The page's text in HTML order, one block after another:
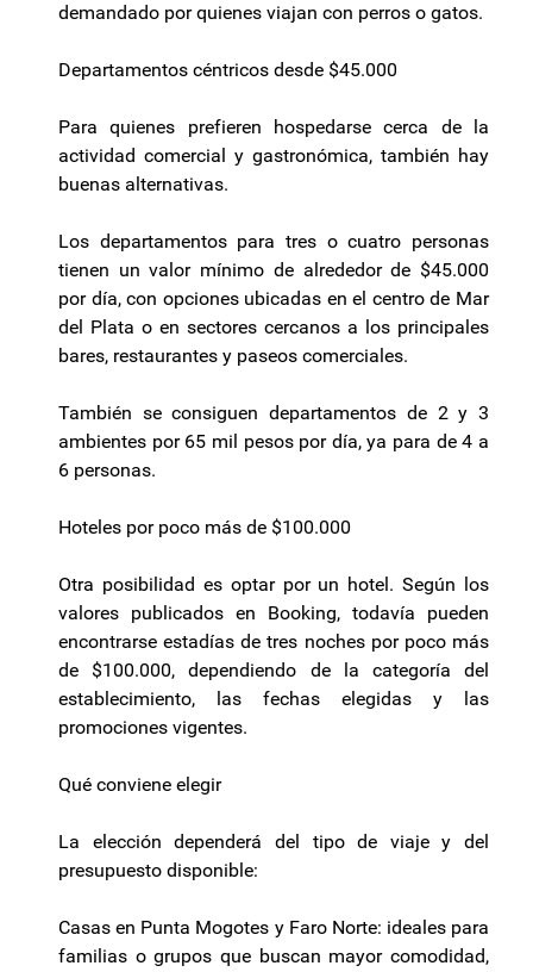
demandado por quienes viajan con perros o gatos.
Departamentos céntricos desde $45.000
Para quienes prefieren hospedarse cerca de la
actividad comercial y gastronómica, también hay
buenas alternativas.
Los departamentos para tres o cuatro personas
tienen un valor mínimo de alrededor de $45.000
por día, con opciones ubicadas en el centro de Mar
del Plata o en sectores cercanos a los principales
bares, restaurantes y paseos comerciales.
También se consiguen departamentos de 2 y 3
ambientes por 65 mil pesos por día, ya para de 4 a
6 personas.
Hoteles por poco más de $100.000
Otra posibilidad es optar por un hotel. Según los
valores publicados en Booking, todavía pueden
encontrarse estadías de tres noches por poco más
de $100.000, dependiendo de la categoría del
establecimiento, las fechas elegidas y las
promociones vigentes.
Qué conviene elegir
La elección dependerá del tipo de viaje y del
presupuesto disponible:
Casas en Punta Mogotes y Faro Norte: ideales para
familias o grupos que buscan mayor comodidad,